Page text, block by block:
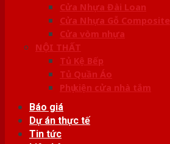
Cửa Nhựa Đài Loan
Cửa Nhựa Gỗ Composite
Cửa vòm nhựa
NỘI THẤT
Tủ Kệ Bếp
Tủ Quần Áo
Phụ kiện cửa nhà tắm
Báo giá
Dự án thực tế
Tin tức